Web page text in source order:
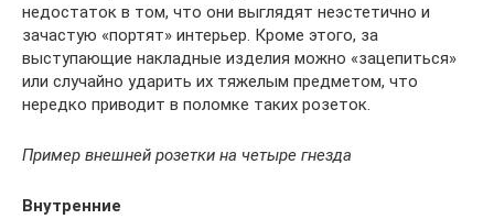
недостаток в том, что они выглядят неэстетично и
зачастую «портят» интерьер. Кроме этого, за
выступающие накладные изделия можно «зацепиться»
или случайно ударить их тяжелым предметом, что
нередко приводит в поломке таких розеток.
Пример внешней розетки на четыре гнезда
Внутренние